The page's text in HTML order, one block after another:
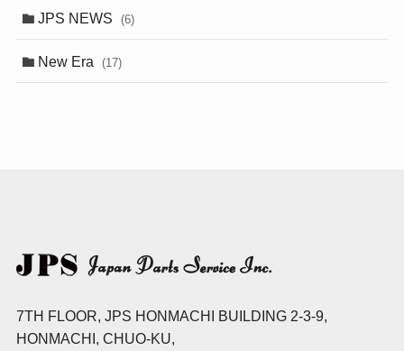
JPS NEWS (6)
New Era (17)
7TH FLOOR, JPS HONMACHI BUILDING 2-3-9,
HONMACHI, CHUO-KU,